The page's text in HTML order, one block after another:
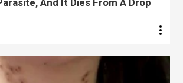
And It Dies From A Drop